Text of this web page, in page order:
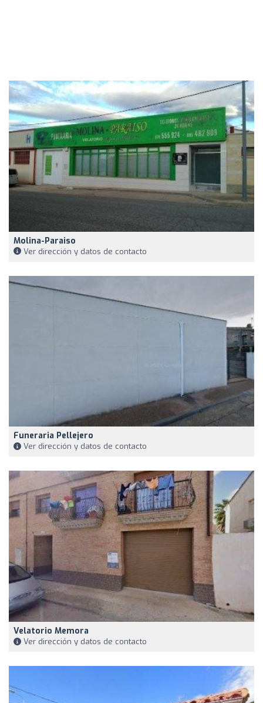
Molina-Paraiso
Ver dirección y datos de contacto
Funeraria Pellejero
Ver dirección y datos de contacto
Velatorio Memora
Ver dirección y datos de contacto